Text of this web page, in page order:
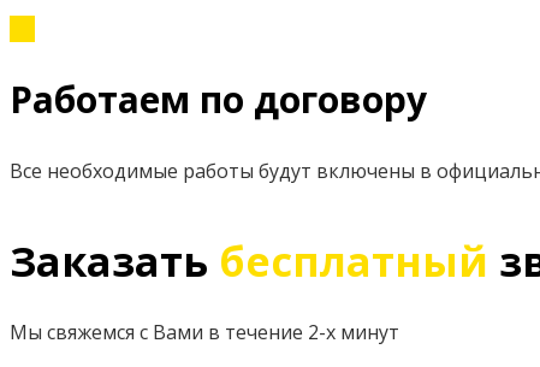
Работаем по договору
Все необходимые работы будут включены в
Заказать бесплатный
Мы свяжемся с Вами в течение 2-х минут